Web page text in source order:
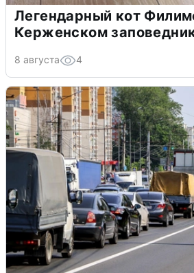
Легендарный кот
Керженском
8 августа 4